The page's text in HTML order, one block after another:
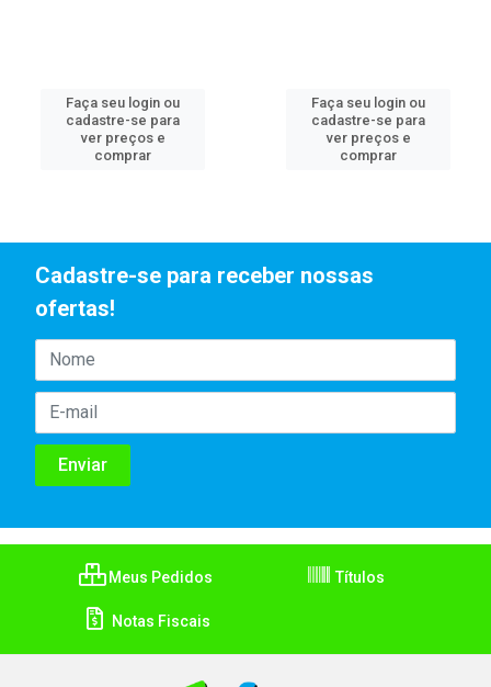
Faça seu login ou
cadastre-se para
ver preços e
comprar
Faça seu login ou
cadastre-se para
ver preços e
comprar
Cadastre-se para receber nossas
ofertas!
Meus Pedidos Títulos
Notas Fiscais